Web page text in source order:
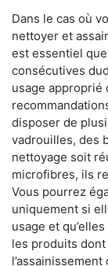
Dans le cas où
nettoyer et
est essentiel
consécutives
usage approprié
disposer de
vadrouilles, des
nettoyage soit
microfibres, ils
Vous pourrez
uniquement si
usage et
les produits